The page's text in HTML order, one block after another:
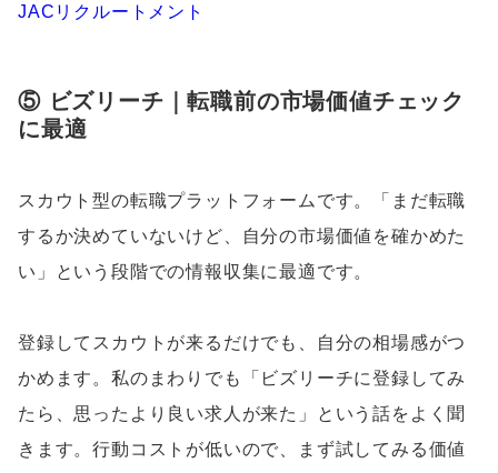
JACリクルートメント
⑤ ビズリーチ｜転職前の市場価値チェック
に最適
スカウト型の転職プラットフォームです。「まだ転職
するか決めていないけど、自分の市場価値を確かめた
い」という段階での情報収集に最適です。
登録してスカウトが来るだけでも、自分の相場感がつ
かめます。私のまわりでも「ビズリーチに登録してみ
たら、思ったより良い求人が来た」という話をよく聞
きます。行動コストが低いので、まず試してみる価値